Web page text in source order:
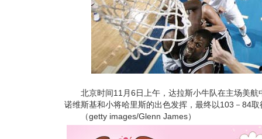
北京时间11月6日上午，达拉斯小牛队在主场美航
诺维斯基和小将哈里斯的出色发挥，最终以103－84取
（getty images/Glenn James）